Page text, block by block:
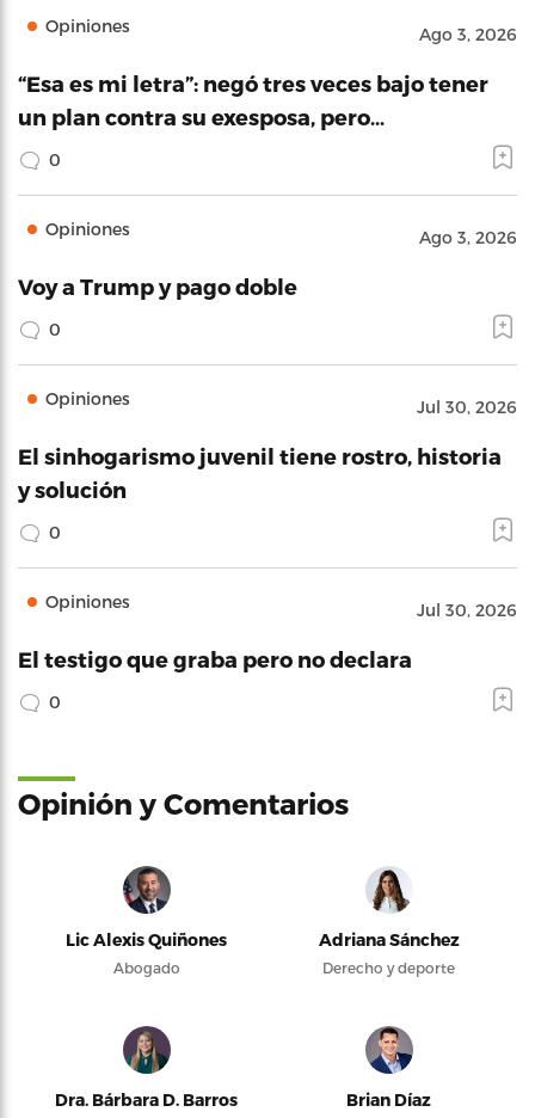
Opiniones Ago 3, 2026
“Esa es mi letra”: negó tres veces bajo tener
un plan contra su exesposa, pero…
0
Opiniones Ago 3, 2026
Voy a Trump y pago doble
0
Opiniones Jul 30, 2026
El sinhogarismo juvenil tiene rostro, historia
y solución
0
Opiniones Jul 30, 2026
El testigo que graba pero no declara
0
Opinión y Comentarios
Lic Alexis Quiñones
Abogado
Adriana Sánchez
Derecho y deporte
Dra. Bárbara D. Barros Brian Díaz